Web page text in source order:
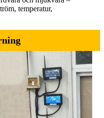
temperatur,